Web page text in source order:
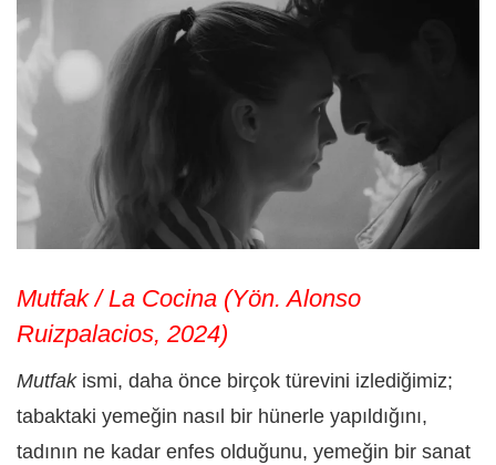
Mutfak / La Cocina (Yön. Alonso
Ruizpalacios, 2024)
Mutfakismi, daha önce birçok türevini izlediğimiz;
tabaktaki yemeğin nasıl bir hünerle yapıldığını,
tadının ne kadar enfes olduğunu, yemeğin bir sanat